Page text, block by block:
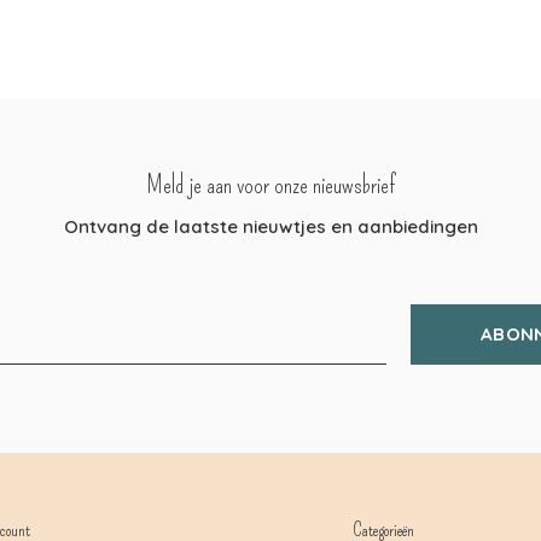
Meld je aan voor onze nieuwsbrief
Ontvang de laatste nieuwtjes en aanbiedingen
Categorieën